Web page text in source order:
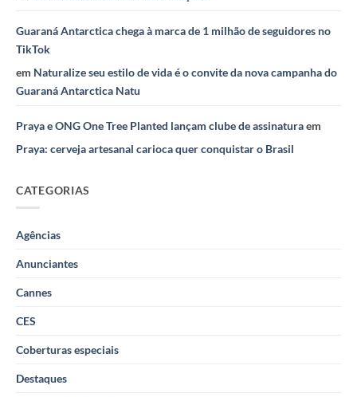
Guaraná Antarctica chega à marca de 1 milhão de seguidores no
TikTok
em Naturalize seu estilo de vida é o convite da nova campanha do
Guaraná Antarctica Natu
Praya e ONG One Tree Planted lançam clube de assinaturaem
Praya: cerveja artesanal carioca quer conquistar o Brasil
CATEGORIAS
Agências
Anunciantes
Cannes
CES
Coberturas especiais
Destaques